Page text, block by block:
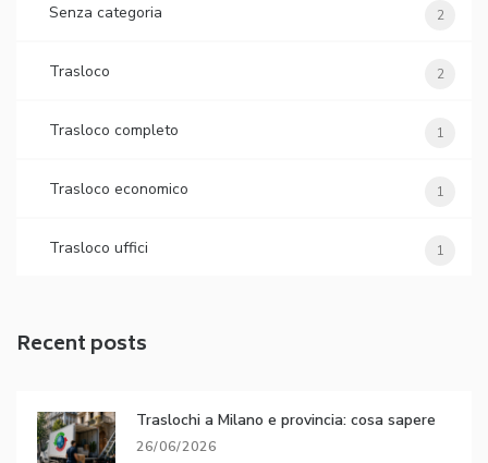
Senza categoria 2
Trasloco 2
Trasloco completo 1
Trasloco economico 1
Trasloco uffici 1
Recent posts
Traslochi a Milano e provincia: cosa sapere
26/06/2026